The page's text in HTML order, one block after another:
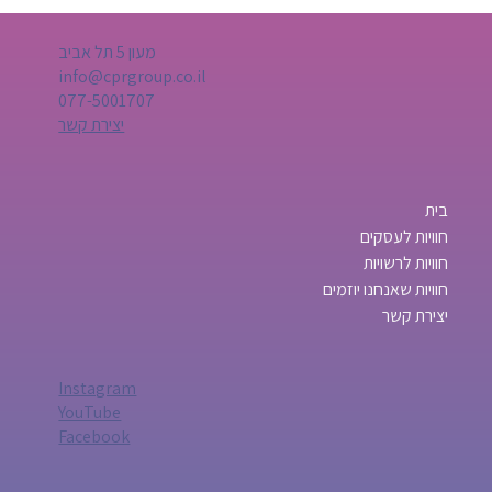
מעון 5 תל אביב
info@cprgroup.co.il
077-5001707
יצירת קשר
בית
חוויות לעסקים
חוויות לרשויות
חוויות שאנחנו יוזמים
יצירת קשר
Instagram
YouTube
Facebook